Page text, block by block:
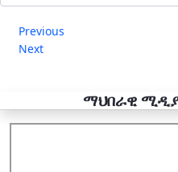
Previous
Next
ማህበራዊ